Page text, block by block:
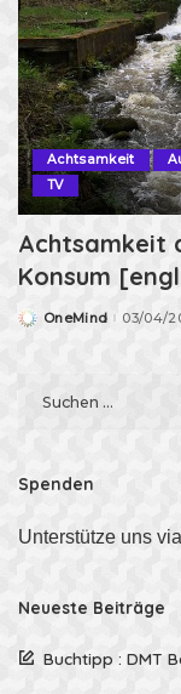
Achtsamkeit
TV
Achtsamkeit
Konsum
PostedOneMind 03/04/
Spenden
Unterstütze uns
Neueste Beiträge
Buchtipp : DMT